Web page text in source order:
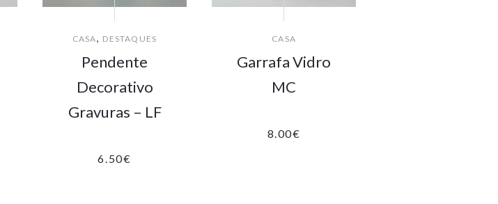
CASA, DESTAQUES
Pendente
Decorativo
Gravuras – LF
6.50€
CASA
Garrafa Vidro
MC
8.00€